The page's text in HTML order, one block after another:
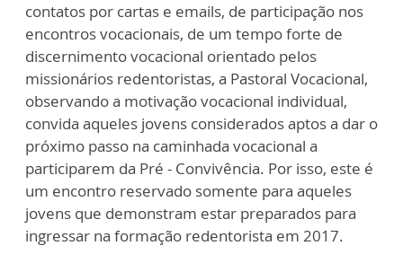
contatos por cartas e emails, de participação nos
encontros vocacionais, de um tempo forte de
discernimento vocacional orientado pelos
missionários redentoristas, a Pastoral Vocacional,
observando a motivação vocacional individual,
convida aqueles jovens considerados aptos a dar o
próximo passo na caminhada vocacional a
participarem da Pré - Convivência. Por isso, este é
um encontro reservado somente para aqueles
jovens que demonstram estar preparados para
ingressar na formação redentorista em 2017.